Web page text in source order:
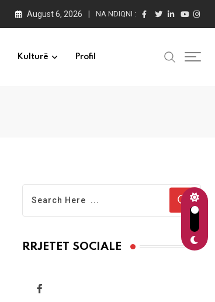
August 6, 2026 NA NDIQNI :
Kulturë Profil
RRJETET SOCIALE